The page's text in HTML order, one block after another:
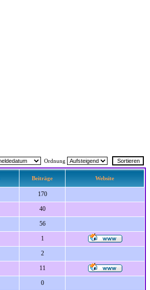
Ordnung
Beiträge Website
170
40
56
1
2
11
0